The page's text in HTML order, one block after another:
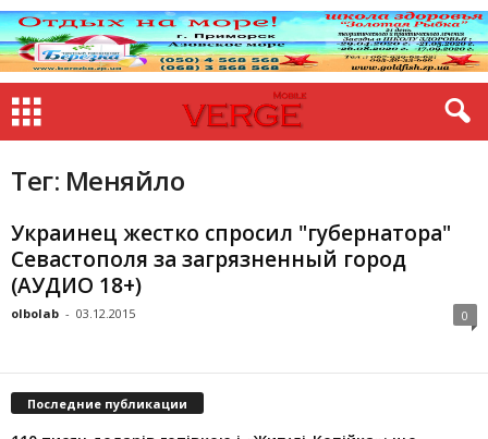
Тег: Меняйло
Украинец жестко спросил "губернатора"
Севастополя за загрязненный город
(АУДИО 18+)
olbolab - 03.12.2015 0
Последние публикации